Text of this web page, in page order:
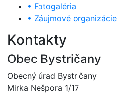
• Fotogaléria
• Záujmové organizácie
Kontakty
Obec Bystričany
Obecný úrad Bystričany
Mirka Nešpora 1/17